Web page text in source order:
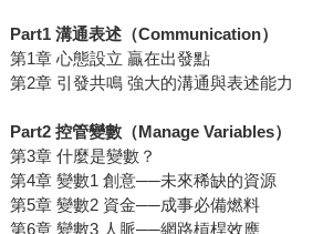
Part1 溝通表述（Communication）
第1章 心態設立 贏在出發點
第2章 引發共鳴 強大的溝通與表述能力
Part2 控管變數（Manage Variables）
第3章 什麼是變數？
第4章 變數1 創意──未來稀缺的資源
第5章 變數2 資金──成事必備燃料
第6章 變數3 人脈──網路槓桿效應